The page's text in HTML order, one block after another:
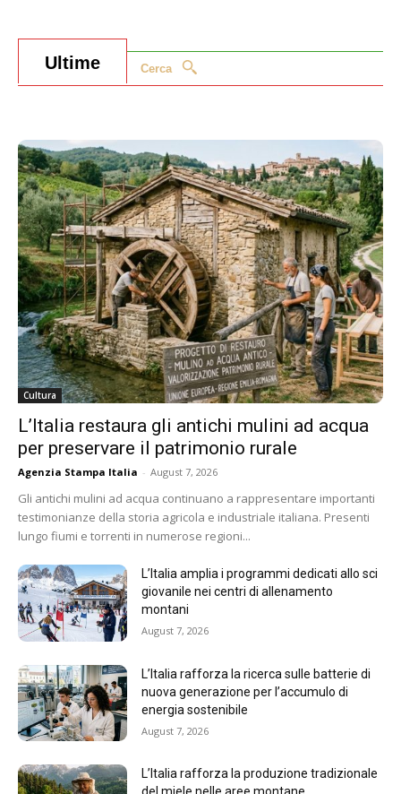
Ultime Cerca
Cultura
L’Italia restaura gli antichi mulini ad acqua
per preservare il patrimonio rurale
Agenzia Stampa Italia - August 7, 2026
Gli antichi mulini ad acqua continuano a rappresentare importanti
testimonianze della storia agricola e industriale italiana. Presenti
lungo fiumi e torrenti in numerose regioni...
L’Italia amplia i programmi dedicati allo sci
giovanile nei centri di allenamento
montani
August 7, 2026
L’Italia rafforza la ricerca sulle batterie di
nuova generazione per l’accumulo di
energia sostenibile
August 7, 2026
L’Italia rafforza la produzione tradizionale